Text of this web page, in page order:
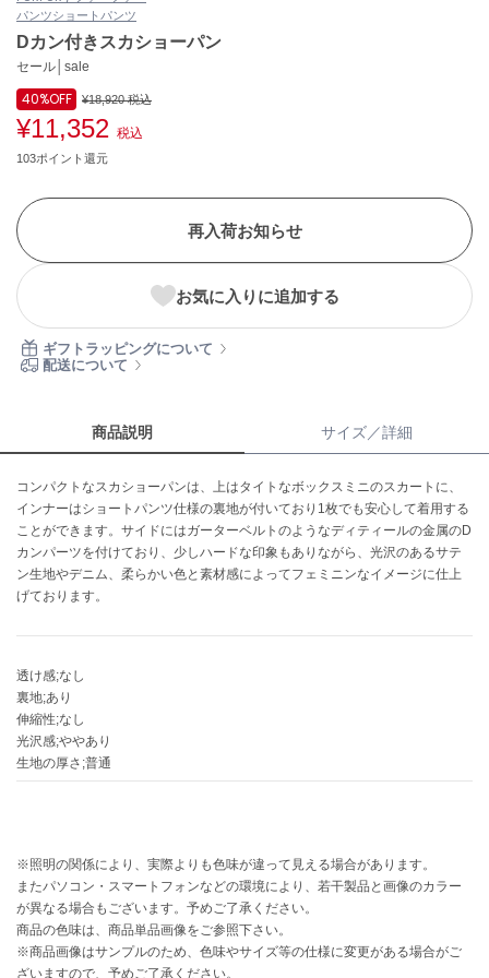
ASICS
アシックス
Ballelite
バレリット
バンドリヤー
Barbour
バブアー
Beyond Closet
ビヨンドクローゼット
カルバン・クライン
セルフォード
célon
セロン
Clarks Premium
コードエー
COLE HAAN
コール ハーン
CONVERSE
DANSKIN
ダンスキン
パンツショートパンツ
Dカン付きスカショーパン
セール│sale
40%OFF ¥18,920税込
¥11,352 税込
103ポイント還元
再入荷お知らせ
お気に入りに追加する
ギフトラッピングについて
配送について
商品説明 サイズ／詳細
コンパクトなスカショーパンは、上はタイトなボックスミニのスカートに、
インナーはショートパンツ仕様の裏地が付いており1枚でも安心して着用する
ことができます。サイドにはガーターベルトのようなディティールの金属のD
カンパーツを付けており、少しハードな印象もありながら、光沢のあるサテ
ン生地やデニム、柔らかい色と素材感によってフェミニンなイメージに仕上
げております。
透け感;なし
裏地;あり
伸縮性;なし
光沢感;ややあり
生地の厚さ;普通
※照明の関係により、実際よりも色味が違って見える場合があります。
またパソコン・スマートフォンなどの環境により、若干製品と画像のカラー
が異なる場合もございます。予めご了承ください。
商品の色味は、商品単品画像をご参照下さい。
※商品画像はサンプルのため、色味やサイズ等の仕様に変更がある場合がご
ざいますので、予めご了承ください。